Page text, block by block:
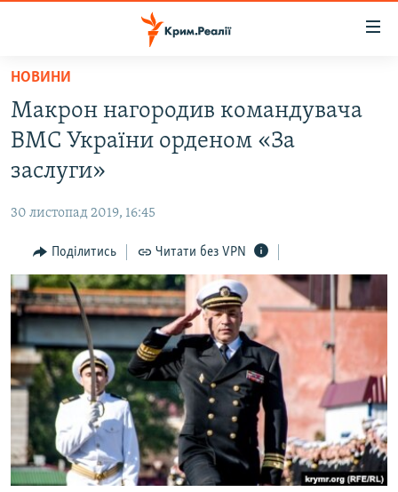
Перейти
основного
матеріалу
до
основної
Перейти
до
пошуку
ВОДА.КРИМ
ВІДЕО ТА ФОТО
БЛОГИ
ПОГЛЯД
ІНТЕРВ'Ю
ВСЕ ЗА ДЕНЬ
СПЕЦПРОЕКТИ
ДЕПОРТАЦІЯ
ВІДЕОУРОКИ «ELIFBE»
СВІДЧЕННЯ ОКУПАЦІЇ
УКРАЇНСЬКА ПРОБЛЕМА КРИМУ
ЯК ОБІЙТИ БЛОКУВАННЯ
Русский
Qırımtatar
НОВИНИ
Макрон нагородив командувача
ВМС України орденом «За
заслуги»
30 листопад 2019, 16:45
Поділитись Читати без VPN